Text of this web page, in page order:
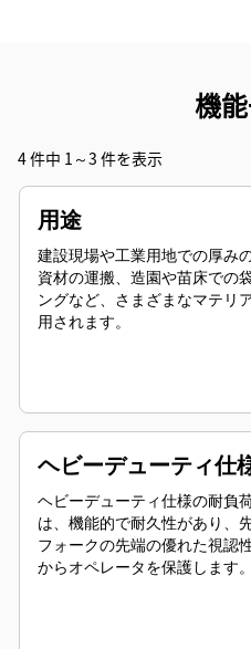
機
4 件中 1～3 件を表示
用途
建設現場や工業用地での厚み
資材の運搬、造園や苗床での
ングなど、さまざまなマテリ
用されます。
ヘビーデューティ仕
ヘビーデューティ仕様の耐負
は、機能的で耐久性があり、
フォークの先端の優れた視認
からオペレータを保護します。